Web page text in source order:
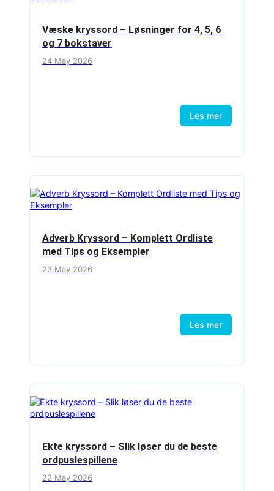
Væske kryssord – Løsninger for 4, 5, 6
og 7 bokstaver
24 May 2026
Les mer
Adverb Kryssord – Komplett Ordliste
med Tips og Eksempler
23 May 2026
Les mer
Ekte kryssord – Slik løser du de beste
ordpuslespillene
22 May 2026